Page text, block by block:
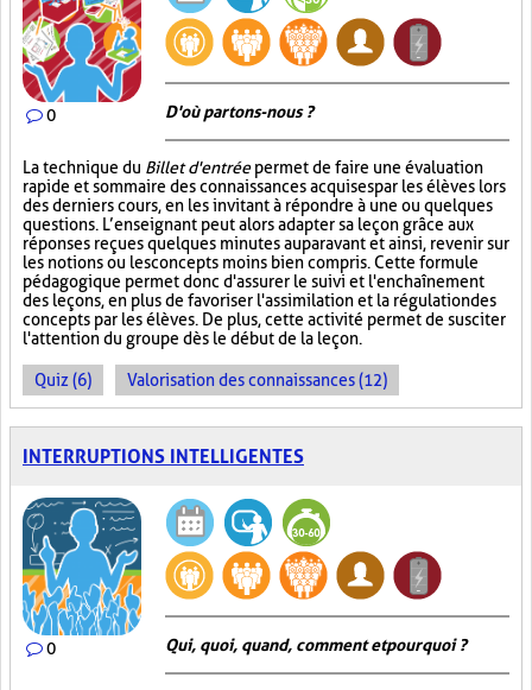
0 D'où partons-nous ?
La technique du Billet d'entréepermet de faire une évaluation
rapide et sommaire des connaissances acquises par les élèves lors
des derniers cours, en les invitant à répondre à une ou quelques
questions. L’enseignant peut alors adapter sa leçon grâce aux
réponses reçues quelques minutes auparavant et ainsi, revenir sur
les notions ou les concepts moins bien compris. Cette formule
pédagogique permet donc d'assurer le suivi et l'enchaînement
des leçons, en plus de favoriser l'assimilation et la régulation des
concepts par les élèves. De plus, cette activité permet de susciter
l'attention du groupe dès le début de la leçon.
Quiz (6) Valorisation des connaissances (12)
INTERRUPTIONS INTELLIGENTES
0 Qui, quoi, quand, comment et pourquoi ?